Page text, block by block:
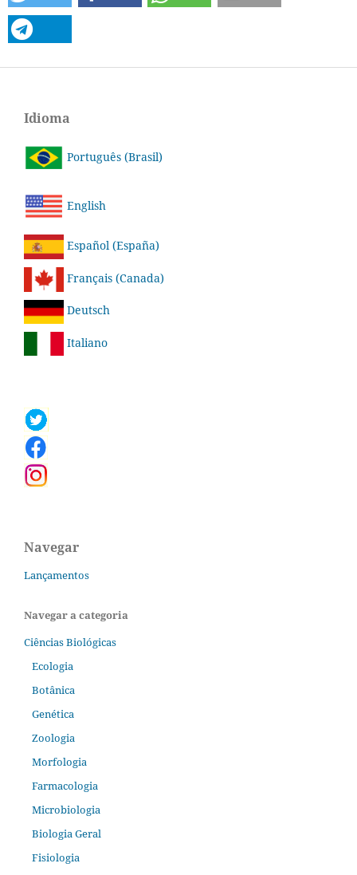
Idioma
Português (Brasil)
English
Español (España)
Français (Canada)
Deutsch
Italiano
Navegar
Lançamentos
Navegar a categoria
Ciências Biológicas
Ecologia
Botânica
Genética
Zoologia
Morfologia
Farmacologia
Microbiologia
Biologia Geral
Fisiologia